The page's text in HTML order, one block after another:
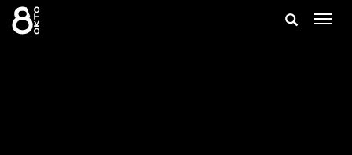
Zum
Inhalt
springen
Suche